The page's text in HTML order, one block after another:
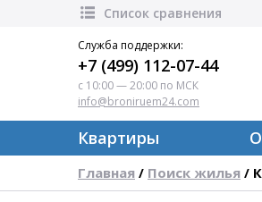
Список сравнения
Служба поддержки:
+7 (499) 112-07-44
с 10:00 — 20:00 по МСК
info@broniruem24.com
Квартиры
Главная / Поиск жилья /